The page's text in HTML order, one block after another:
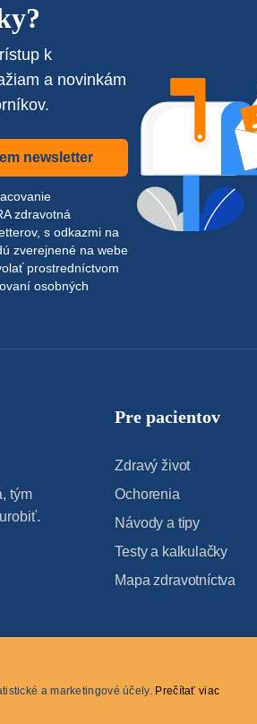
k
a novinkám
newsletter
zdravotná
s odkazmi na
zverejnené na webe
prostredníctvom
osobných
tým
Pre pacientov
Zdravý život
Ochorenia
Návody a tipy
Testy a kalkulačky
Mapa zdravotníctva
a marketingové účely. Prečítať viac